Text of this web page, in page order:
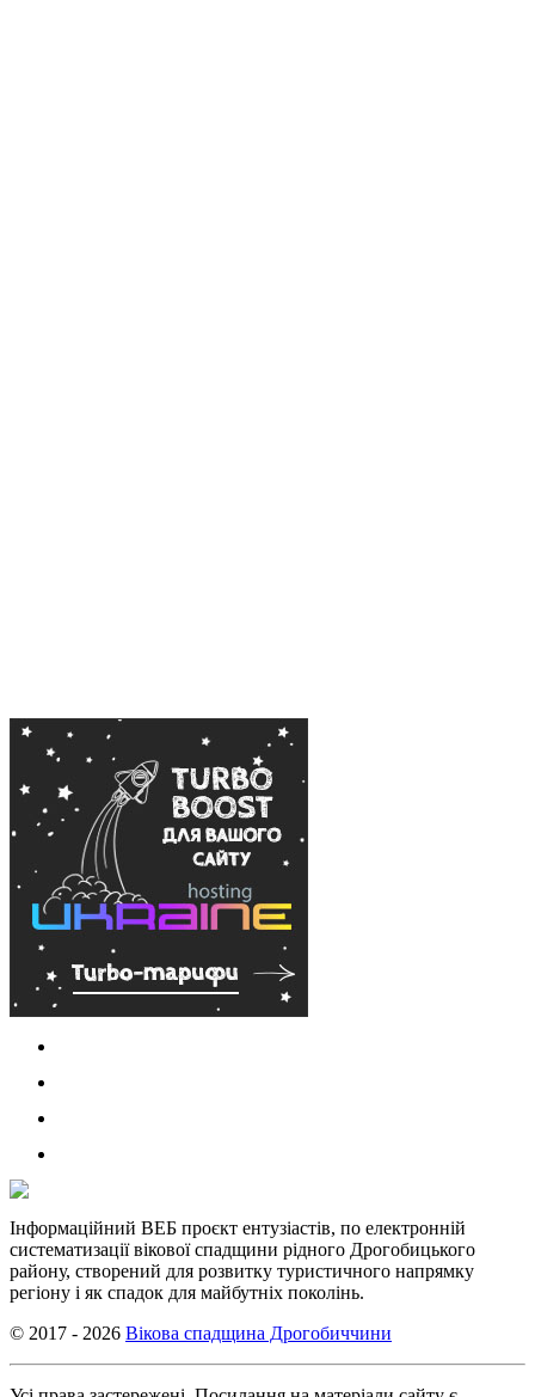
Інформаційний ВЕБ проєкт ентузіастів, по електронній
систематизації вікової спадщини рідного Дрогобицького
району, створений для розвитку туристичного напрямку
регіону і як спадок для майбутніх поколінь.
© 2017 - 2026 Вікова спадщина Дрогобиччини